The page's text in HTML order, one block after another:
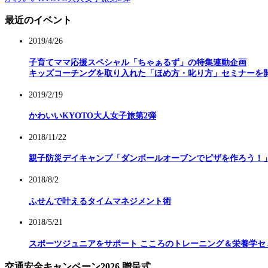
最近のイベント
2019/4/26
子育てママ応援スペシャル「ちゃぁるず」の特集連動企画
キッズコーチングを取り入れた「ほめ方・叱り方」セミナーを
2019/2/19
かわいいKYOTO大人女子旅第2弾
2018/11/22
親子防災デイキャンプ「ダンボールオーブンでピザを作ろう！
2018/8/2
ふせんで叶えるタイムマネジメント術
2018/5/21
スポーツジュニアをサポート こころのトレーニング＆栄養学セ